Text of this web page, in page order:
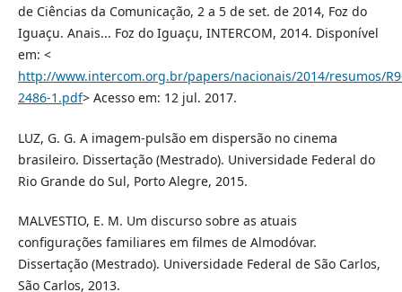
de Ciências da Comunicação, 2 a 5 de set. de 2014, Foz do
Iguaçu. Anais... Foz do Iguaçu, INTERCOM, 2014. Disponível
em: <
http://www.intercom.org.br/papers/nacionais/2014/resumos/
2486-1.pdf> Acesso em: 12 jul. 2017.
LUZ, G. G. A imagem-pulsão em dispersão no cinema
brasileiro. Dissertação (Mestrado). Universidade Federal do
Rio Grande do Sul, Porto Alegre, 2015.
MALVESTIO, E. M. Um discurso sobre as atuais
configurações familiares em filmes de Almodóvar.
Dissertação (Mestrado). Universidade Federal de São Carlos,
São Carlos, 2013.